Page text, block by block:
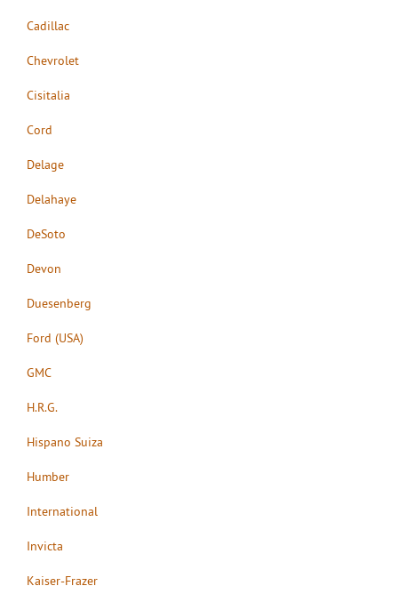
Cadillac
Chevrolet
Cisitalia
Cord
Delage
Delahaye
DeSoto
Devon
Duesenberg
Ford (USA)
GMC
H.R.G.
Hispano Suiza
Humber
International
Invicta
Kaiser-Frazer